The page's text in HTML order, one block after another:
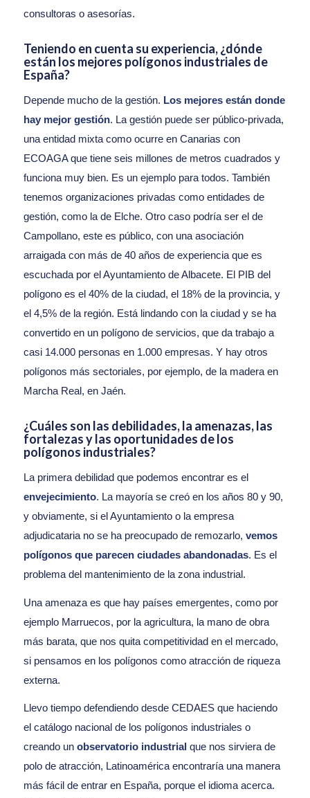
consultoras o asesorías.
Teniendo en cuenta su experiencia, ¿dónde
están los mejores polígonos industriales de
España?
Depende mucho de la gestión. Los mejores están donde
hay mejor gestión. La gestión puede ser público-privada,
una entidad mixta como ocurre en Canarias con
ECOAGA que tiene seis millones de metros cuadrados y
funciona muy bien. Es un ejemplo para todos. También
tenemos organizaciones privadas como entidades de
gestión, como la de Elche. Otro caso podría ser el de
Campollano, este es público, con una asociación
arraigada con más de 40 años de experiencia que es
escuchada por el Ayuntamiento de Albacete. El PIB del
polígono es el 40% de la ciudad, el 18% de la provincia, y
el 4,5% de la región. Está lindando con la ciudad y se ha
convertido en un polígono de servicios, que da trabajo a
casi 14.000 personas en 1.000 empresas. Y hay otros
polígonos más sectoriales, por ejemplo, de la madera en
Marcha Real, en Jaén.
¿Cuáles son las debilidades, la amenazas, las
fortalezas y las oportunidades de los
polígonos industriales?
La primera debilidad que podemos encontrar es el
envejecimiento. La mayoría se creó en los años 80 y 90,
y obviamente, si el Ayuntamiento o la empresa
adjudicataria no se ha preocupado de remozarlo, vemos
polígonos que parecen ciudades abandonadas. Es el
problema del mantenimiento de la zona industrial.
Una amenaza es que hay países emergentes, como por
ejemplo Marruecos, por la agricultura, la mano de obra
más barata, que nos quita competitividad en el mercado,
si pensamos en los polígonos como atracción de riqueza
externa.
Llevo tiempo defendiendo desde CEDAES que haciendo
el catálogo nacional de los polígonos industriales o
creando un observatorio industrialque nos sirviera de
polo de atracción, Latinoamérica encontraría una manera
más fácil de entrar en España, porque el idioma acerca.